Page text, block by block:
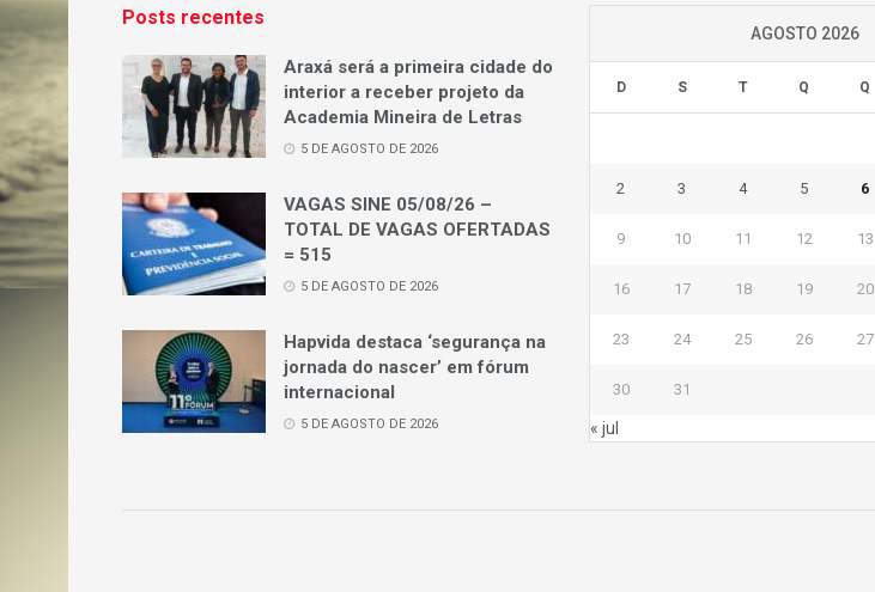
Posts recentes
Araxá será a primeira cidade do
interior a receber projeto da
Academia Mineira de Letras
5 DE AGOSTO DE 2026
VAGAS SINE 05/08/26 –
TOTAL DE VAGAS OFERTADAS
= 515
5 DE AGOSTO DE 2026
Hapvida destaca ‘segurança na
jornada do nascer’ em fórum
internacional
5 DE AGOSTO DE 2026
AGOSTO 2026
D S T Q Q
2 3 4 5 6
9 10 11 12 13
16 17 18 19 20
23 24 25 26 27
30 31
« jul